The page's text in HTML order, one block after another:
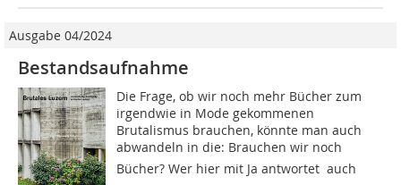
Ausgabe 04/2024
Bestandsaufnahme
Die Frage, ob wir noch mehr Bücher zum
irgendwie in Mode gekommenen
Brutalismus brauchen, könnte man auch
abwandeln in die: Brauchen wir noch
Bücher? Wer hier mit Ja antwortet  auch